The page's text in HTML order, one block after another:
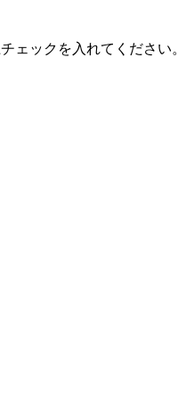
ェックを入れてください。